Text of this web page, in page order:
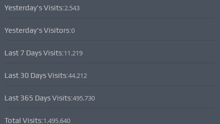
Yesterday's Visits:2.543
Yesterday's Visitors:0
Last 7 Days Visits:11.219
Last 30 Days Visits:44.212
Last 365 Days Visits:495.730
Total Visits:1.495.640